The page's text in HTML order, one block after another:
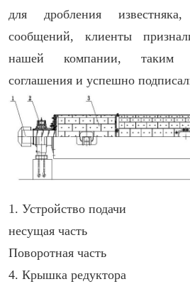
для дробления
сообщений, клиенты
нашей компании, таким
соглашения и успешно
1. Устройство подачи
несущая
Поворотная часть
4. Крышка редуктора